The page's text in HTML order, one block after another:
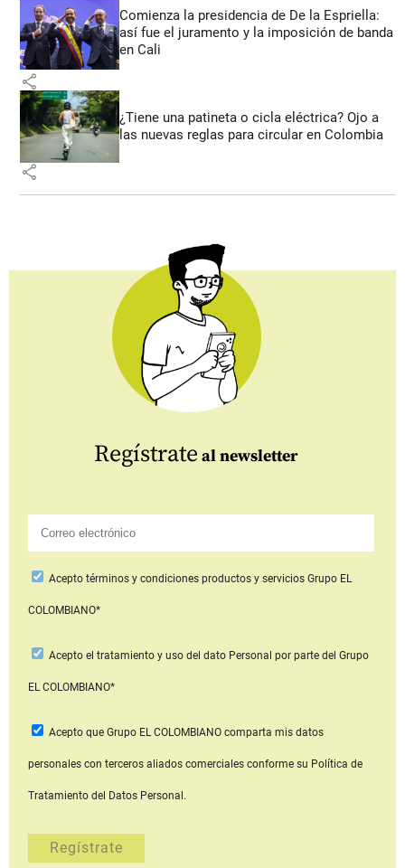
Comienza la presidencia de De la Espriella:
así fue el juramento y la imposición de banda
en Cali
share
¿Tiene una patineta o cicla eléctrica? Ojo a
las nuevas reglas para circular en Colombia
share
Regístrate al newsletter
Aceptotérminos y condiciones productos y serviciosGrupo EL
COLOMBIANO*
Acepto el tratamiento y uso del dato Personal por parte del Grupo
EL COLOMBIANO*
Acepto que Grupo EL COLOMBIANOcomparta mis datos
personales con terceros aliados comerciales conforme su Política de
Tratamiento del Datos Personal.